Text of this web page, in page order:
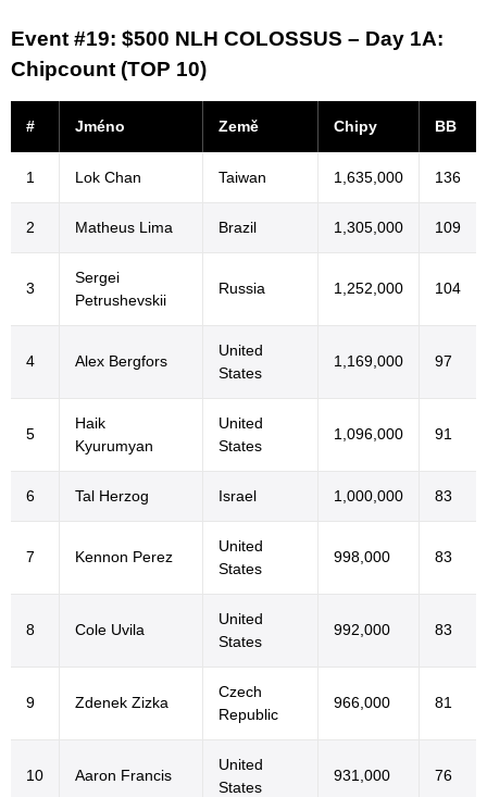
Event #19: $500 NLH COLOSSUS – Day 1A:
Chipcount (TOP 10)
# Jméno Země Chipy BB
1 Lok Chan Taiwan 1,635,000 136
2 Matheus Lima Brazil 1,305,000 109
3
Sergei
Petrushevskii
Russia 1,252,000 104
4 Alex Bergfors
United
States
1,169,000 97
5
Haik
Kyurumyan
United
States
1,096,000 91
6 Tal Herzog Israel 1,000,000 83
7 Kennon Perez
United
States
998,000 83
8 Cole Uvila
United
States
992,000 83
9 Zdenek Zizka
Czech
Republic
966,000 81
10 Aaron Francis
United
States
931,000 76